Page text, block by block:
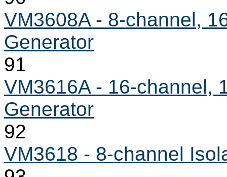
VM3608A - 8-channel,
Generator
91
VM3616A - 16-channel,
Generator
92
VM3618 - 8-channel